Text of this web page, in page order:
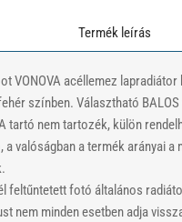
Termék leírás
VONOVA acéllemez
színben. Választható BALOS
tartó nem tartozék, külön
a valóságban a termék arányai a
feltűntetett fotó általános
nem minden esetben adja